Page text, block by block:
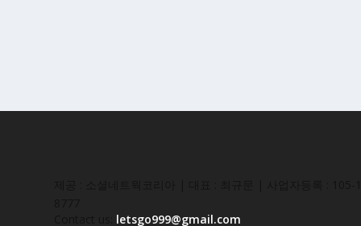
letsgo999@gmail.com